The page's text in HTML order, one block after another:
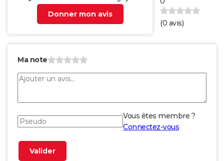
Donner mon avis
(0 avis)
Ma note
Vous êtes membre ?
Connectez-vous